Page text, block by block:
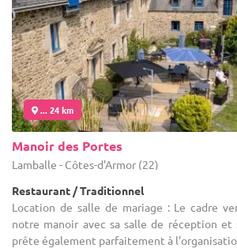
... 24 km
Manoir des Portes
Lamballe - Côtes-d'Armor (22)
Restaurant / Traditionnel
Location de salle de mariage : Le cadre
notre manoir avec sa salle de réception et
prête également parfaitement à